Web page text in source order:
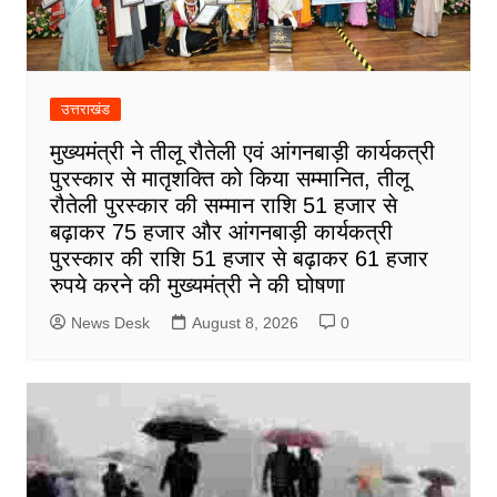
उत्तराखंड
मुख्यमंत्री ने तीलू रौतेली एवं आंगनबाड़ी कार्यकत्री
पुरस्कार से मातृशक्ति को किया सम्मानित, तीलू
रौतेली पुरस्कार की सम्मान राशि 51 हजार से
बढ़ाकर 75 हजार और आंगनबाड़ी कार्यकत्री
पुरस्कार की राशि 51 हजार से बढ़ाकर 61 हजार
रुपये करने की मुख्यमंत्री ने की घोषणा
News Desk August 8, 2026 0